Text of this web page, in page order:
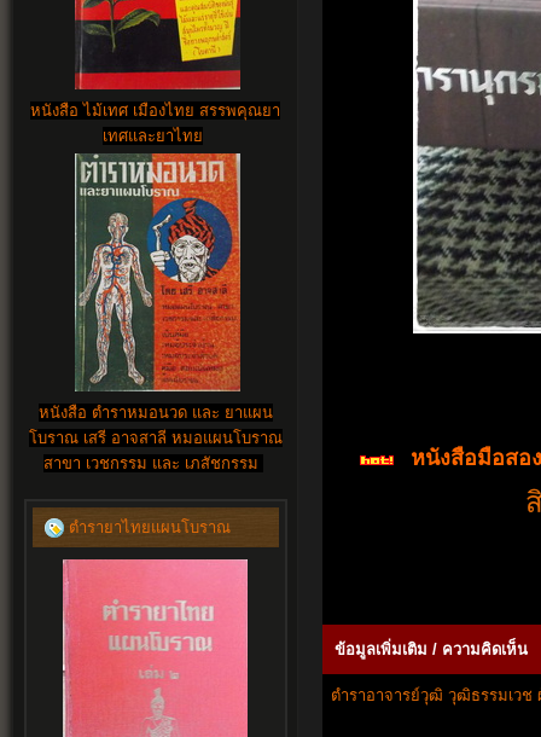
หนังสือ ไม้เทศ เมืองไทย สรรพคุณยา
เทศและยาไทย
หนังสือ ตำราหมอนวด และ ยาแผน
โบราณ เสรี อาจสาลี หมอแผนโบราณ
สาขา เวชกรรม และ เภสัชกรรม
ตำรายาไทยแผนโบราณ
หนังสือมือสอง
ข้อมูลเพิ่มเติม / ความคิดเห็น
ตำราอาจารย์วุฒิ วุฒิธรรมเว